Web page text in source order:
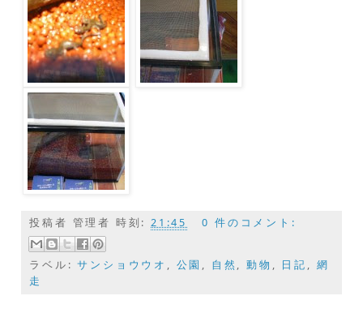
投稿者 管理者 時刻:21:45 0 件のコメント:
ラベル:サンショウウオ , 公園 , 自然,動物 , 日記 , 網
走